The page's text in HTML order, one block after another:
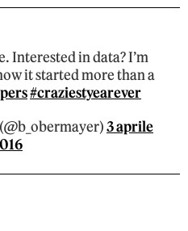
Interested in data? I’m
it started more than a
#craziestyearever
3 aprile